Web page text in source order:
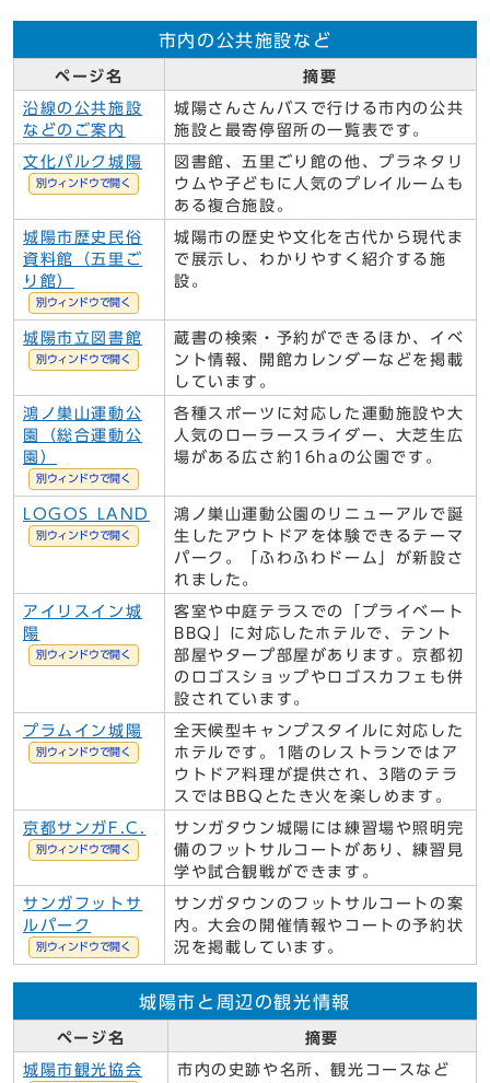
市内の公共施設など
ページ名 摘要
沿線の公共施設
などのご案内
城陽さんさんバスで行ける市内の公共
施設と最寄停留所の一覧表です。
文化パルク城陽
別ウィンドウで開く
図書館、五里ごり館の他、プラネタリ
ウムや子どもに人気のプレイルームも
ある複合施設。
城陽市歴史民俗
資料館（五里ご
り館）
別ウィンドウで開く
城陽市の歴史や文化を古代から現代ま
で展示し、わかりやすく紹介する施
設。
城陽市立図書館
別ウィンドウで開く
蔵書の検索・予約ができるほか、イベ
ント情報、開館カレンダーなどを掲載
しています。
鴻ノ巣山運動公
園（総合運動公
園）
別ウィンドウで開く
各種スポーツに対応した運動施設や大
人気のローラースライダー、大芝生広
場がある広さ約16haの公園です。
LOGOS LAND
別ウィンドウで開く
鴻ノ巣山運動公園のリニューアルで誕
生したアウトドアを体験できるテーマ
パーク。「ふわふわドーム」が新設さ
れました。
アイリスイン城
陽
別ウィンドウで開く
客室や中庭テラスでの「プライベート
BBQ」に対応したホテルで、テント
部屋やタープ部屋があります。京都初
のロゴスショップやロゴスカフェも併
設されています。
プラムイン城陽
別ウィンドウで開く
全天候型キャンプスタイルに対応した
ホテルです。1階のレストランではア
ウトドア料理が提供され、3階のテラ
スではBBQとたき火を楽しめます。
京都サンガF.C.
別ウィンドウで開く
サンガタウン城陽には練習場や照明完
備のフットサルコートがあり、練習見
学や試合観戦ができます。
サンガフットサ
ルパーク
別ウィンドウで開く
サンガタウンのフットサルコートの案
内。大会の開催情報やコートの予約状
況を掲載しています。
城陽市と周辺の観光情報
ページ名 摘要
城陽市観光協会
市内の史跡や名所、観光コースなど